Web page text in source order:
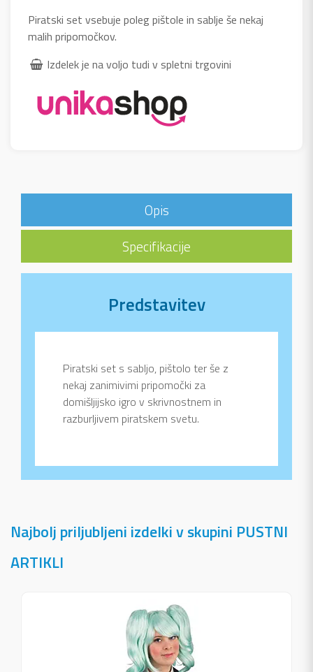
Piratski set vsebuje poleg pištole in sablje še nekaj
malih pripomočkov.
Izdelek je na voljo tudi v spletni trgovini
Opis
Specifikacije
Predstavitev
Piratski set s sabljo, pištolo ter še z
nekaj zanimivimi pripomočki za
domišljijsko igro v skrivnostnem in
razburljivem piratskem svetu.
Najbolj priljubljeni izdelki v skupini PUSTNI
ARTIKLI